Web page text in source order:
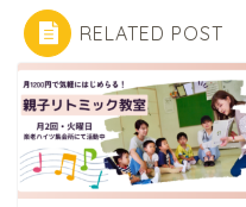
RELATED POST